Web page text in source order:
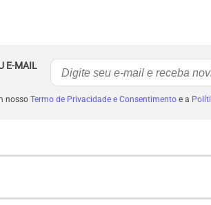
E-MAIL
nosso Termo de Privacidade e Consentimentoe a